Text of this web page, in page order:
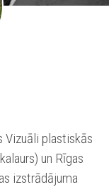
Vizuāli plastiskās
un Rīgas
izstrādājuma